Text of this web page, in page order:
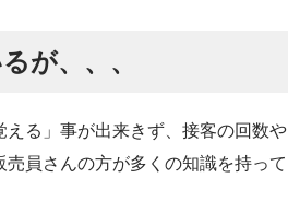
が、、、
る」事が出来きず、接客の回数や
員さんの方が多くの知識を持って